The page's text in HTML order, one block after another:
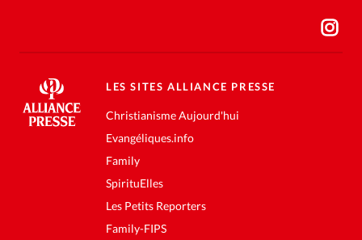
LES SITES ALLIANCE PRESSE
Christianisme Aujourd'hui
Evangéliques.info
Family
SpirituElles
Les Petits Reporters
Family-FIPS